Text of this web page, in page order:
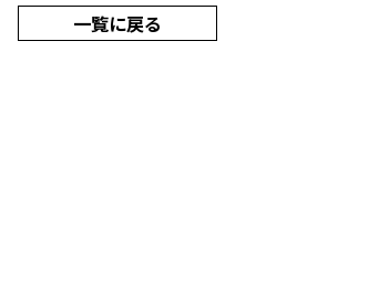
一覧に戻る